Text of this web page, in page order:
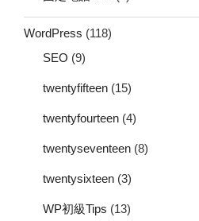
WordPress (118)
SEO (9)
twentyfifteen (15)
twentyfourteen (4)
twentyseventeen (8)
twentysixteen (3)
WP初級Tips (13)